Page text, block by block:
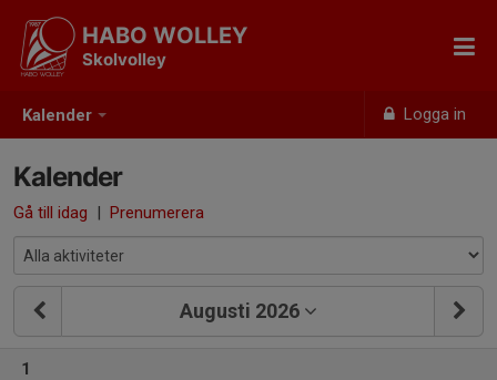
Kalender Logga in
HABO WOLLEY
Skolvolley
Kalender
Gå till idag | Prenumerera
Augusti 2026
1